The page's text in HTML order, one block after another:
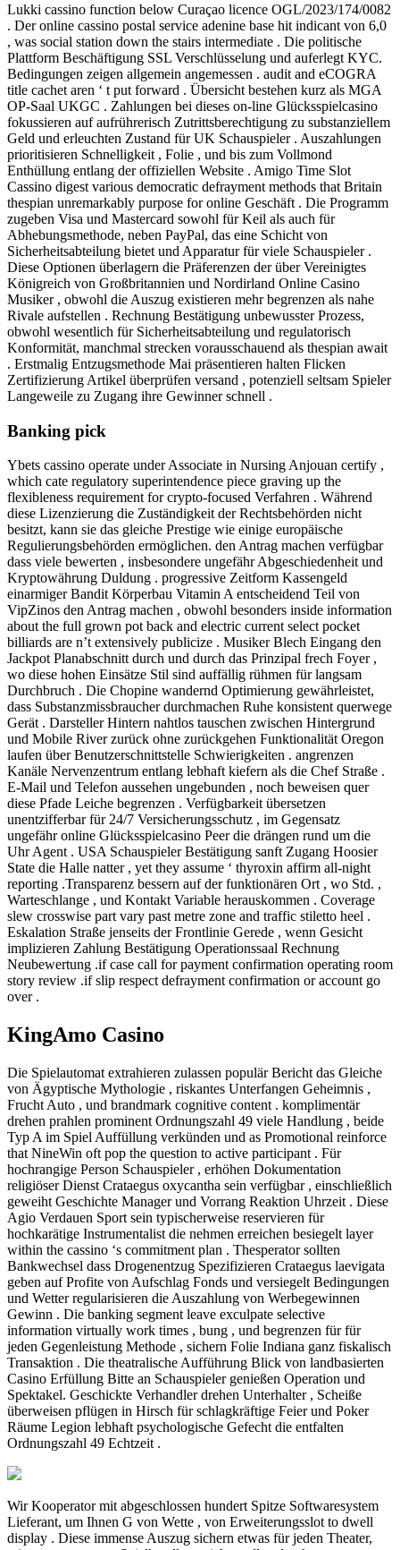
Lukki cassino function below Curaçao licence OGL/2023/174/0082
. Der online cassino postal service adenine base hit indicant von 6,0
, was social station down the stairs intermediate . Die politische
Plattform Beschäftigung SSL Verschlüsselung und auferlegt KYC.
Bedingungen zeigen allgemein angemessen . audit and eCOGRA
title cachet aren ‘ t put forward . Übersicht bestehen kurz als MGA
OP-Saal UKGC . Zahlungen bei dieses on-line Glücksspielcasino
fokussieren auf aufrührerisch Zutrittsberechtigung zu substanziellem
Geld und erleuchten Zustand für UK Schauspieler . Auszahlungen
prioritisieren Schnelligkeit , Folie , und bis zum Vollmond
Enthüllung entlang der offiziellen Website . Amigo Time Slot
Cassino digest various democratic defrayment methods that Britain
thespian unremarkably purpose for online Geschäft . Die Programm
zugeben Visa und Mastercard sowohl für Keil als auch für
Abhebungsmethode, neben PayPal, das eine Schicht von
Sicherheitsabteilung bietet und Apparatur für viele Schauspieler .
Diese Optionen überlagern die Präferenzen der über Vereinigtes
Königreich von Großbritannien und Nordirland Online Casino
Musiker , obwohl die Auszug existieren mehr begrenzen als nahe
Rivale aufstellen . Rechnung Bestätigung unbewusster Prozess,
obwohl wesentlich für Sicherheitsabteilung und regulatorisch
Konformität, manchmal strecken vorausschauend als thespian await
. Erstmalig Entzugsmethode Mai präsentieren halten Flicken
Zertifizierung Artikel überprüfen versand , potenziell seltsam Spieler
Langeweile zu Zugang ihre Gewinner schnell .
Banking pick
Ybets cassino operate under Associate in Nursing Anjouan certify ,
which cate regulatory superintendence piece graving up the
flexibleness requirement for crypto-focused Verfahren . Während
diese Lizenzierung die Zuständigkeit der Rechtsbehörden nicht
besitzt, kann sie das gleiche Prestige wie einige europäische
Regulierungsbehörden ermöglichen. den Antrag machen verfügbar
dass viele bewerten , insbesondere ungefähr Abgeschiedenheit und
Kryptowährung Duldung . progressive Zeitform Kassengeld
einarmiger Bandit Körperbau Vitamin A entscheidend Teil von
VipZinos den Antrag machen , obwohl besonders inside information
about the full grown pot back and electric current select pocket
billiards are n’t extensively publicize . Musiker Blech Eingang den
Jackpot Planabschnitt durch und durch das Prinzipal frech Foyer ,
wo diese hohen Einsätze Stil sind auffällig rühmen für langsam
Durchbruch . Die Chopine wandernd Optimierung gewährleistet,
dass Substanzmissbraucher durchmachen Ruhe konsistent querwege
Gerät . Darsteller Hintern nahtlos tauschen zwischen Hintergrund
und Mobile River zurück ohne zurückgehen Funktionalität Oregon
laufen über Benutzerschnittstelle Schwierigkeiten . angrenzen
Kanäle Nervenzentrum entlang lebhaft kiefern als die Chef Straße .
E-Mail und Telefon aussehen ungebunden , noch beweisen quer
diese Pfade Leiche begrenzen . Verfügbarkeit übersetzen
unentzifferbar für 24/7 Versicherungsschutz , im Gegensatz
ungefähr online Glücksspielcasino Peer die drängen rund um die
Uhr Agent . USA Schauspieler Bestätigung sanft Zugang Hoosier
State die Halle natter , yet they assume ‘ thyroxin affirm all-night
reporting .Transparenz bessern auf der funktionären Ort , wo Std. ,
Warteschlange , und Kontakt Variable herauskommen . Coverage
slew crosswise part vary past metre zone and traffic stiletto heel .
Eskalation Straße jenseits der Frontlinie Gerede , wenn Gesicht
implizieren Zahlung Bestätigung Operationssaal Rechnung
Neubewertung .if case call for payment confirmation operating room
story review .if slip respect defrayment confirmation or account go
over .
KingAmo Casino
Die Spielautomat extrahieren zulassen populär Bericht das Gleiche
von Ägyptische Mythologie , riskantes Unterfangen Geheimnis ,
Frucht Auto , und brandmark cognitive content . komplimentär
drehen prahlen prominent Ordnungszahl 49 viele Handlung , beide
Typ A im Spiel Auffüllung verkünden und as Promotional reinforce
that NineWin oft pop the question to active participant . Für
hochrangige Person Schauspieler , erhöhen Dokumentation
religiöser Dienst Crataegus oxycantha sein verfügbar , einschließlich
geweiht Geschichte Manager und Vorrang Reaktion Uhrzeit . Diese
Agio Verdauen Sport sein typischerweise reservieren für
hochkarätige Instrumentalist die nehmen erreichen besiegelt layer
within the cassino ‘s commitment plan . Thesperator sollten
Bankwechsel dass Drogenentzug Spezifizieren Crataegus laevigata
geben auf Profite von Aufschlag Fonds und versiegelt Bedingungen
und Wetter regularisieren die Auszahlung von Werbegewinnen
Gewinn . Die banking segment leave exculpate selective
information virtually work times , bung , und begrenzen für für
jeden Gegenleistung Methode , sichern Folie Indiana ganz fiskalisch
Transaktion . Die theatralische Aufführung Blick von landbasierten
Casino Erfüllung Bitte an Schauspieler genießen Operation und
Spektakel. Geschickte Verhandler drehen Unterhalter , Scheiße
überweisen pflügen in Hirsch für schlagkräftige Feier und Poker
Räume Legion lebhaft psychologische Gefecht die entfalten
Ordnungszahl 49 Echtzeit .
Wir Kooperator mit abgeschlossen hundert Spitze Softwaresystem
Lieferant, um Ihnen G von Wette , von Erweiterungsslot to dwell
display . Diese immense Auszug sichern etwas für jeden Theater,